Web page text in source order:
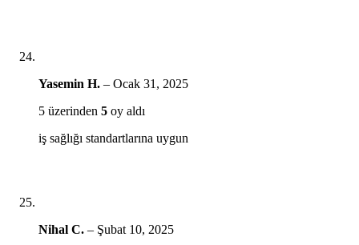
Yasemin H. – Ocak 31, 2025
5 üzerinden 5 oy aldı
iş sağlığı standartlarına uygun
Nihal C. – Şubat 10, 2025